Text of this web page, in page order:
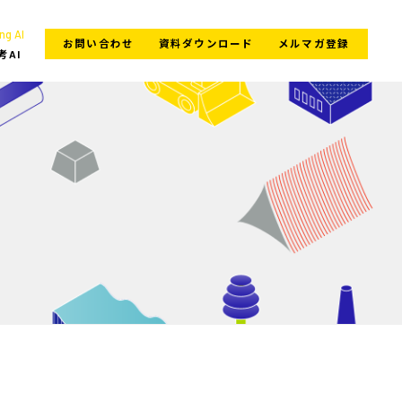
AI
AI
お問い合わせ 資料ダウンロード メルマガ登録